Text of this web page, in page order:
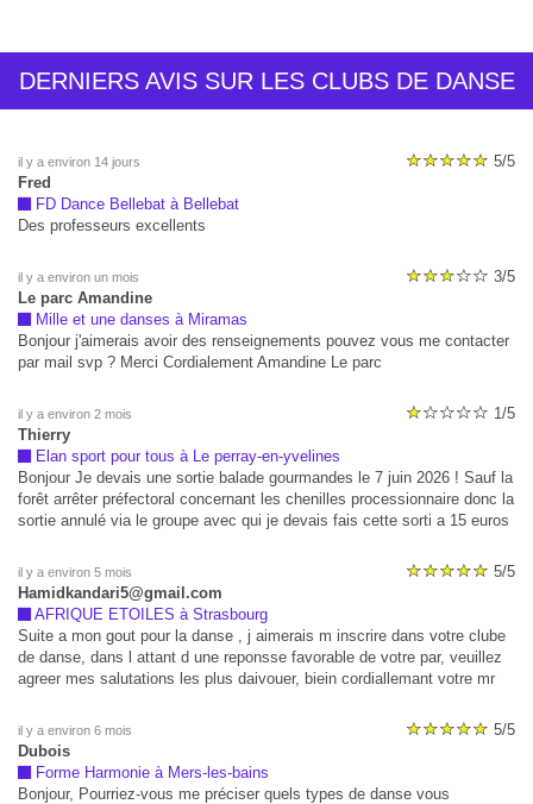
DERNIERS AVIS SUR LES CLUBS DE DANSE
il y a environ 14 jours
5/5
Fred
FD Dance Bellebat à Bellebat
Des professeurs excellents
il y a environ un mois
3/5
Le parc Amandine
Mille et une danses à Miramas
Bonjour j'aimerais avoir des renseignements pouvez vous me contacter
par mail svp ? Merci Cordialement Amandine Le parc
il y a environ 2 mois
1/5
Thierry
Elan sport pour tous à Le perray-en-yvelines
Bonjour Je devais une sortie balade gourmandes le 7 juin 2026 ! Sauf la
forêt arrêter préfectoral concernant les chenilles processionnaire donc la
sortie annulé via le groupe avec qui je devais fais cette sorti a 15 euros
prélevé 2 fois 15 euros alors que a la base j'étais seul !!! Impossible de
les contacter ! Cest du vol Donc 30 euros pour une sortie non effectué
!!!!
il y a environ 5 mois
5/5
Hamidkandari5@gmail.com
AFRIQUE ETOILES à Strasbourg
Suite a mon gout pour la danse , j aimerais m inscrire dans votre clube
de danse, dans l attant d une reponsse favorable de votre par, veuillez
agreer mes salutations les plus daivouer, biein cordiallemant votre mr
il y a environ 6 mois
5/5
Dubois
Forme Harmonie à Mers-les-bains
Bonjour, Pourriez-vous me préciser quels types de danse vous